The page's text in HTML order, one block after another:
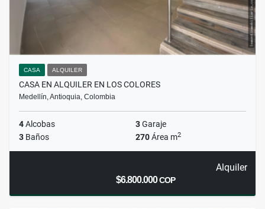
CASA ALQUILER
CASA EN ALQUILER EN LOS COLORES
Medellín, Antioquia, Colombia
4Alcobas 3Garaje
3 Baños 270Área m2
Alquiler
$6.800.000COP